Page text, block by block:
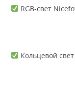
RGB-свет
Кольцевой